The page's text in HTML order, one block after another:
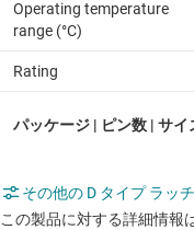
Operating temperature
range (°C)
Rating
その他の D タイプ ラッ
この製品に対する詳細情報